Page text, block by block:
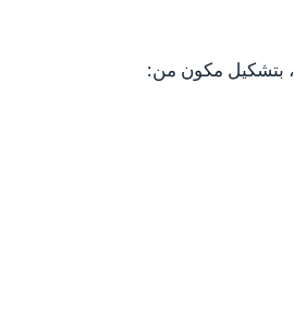
بتشكيل مكون من: